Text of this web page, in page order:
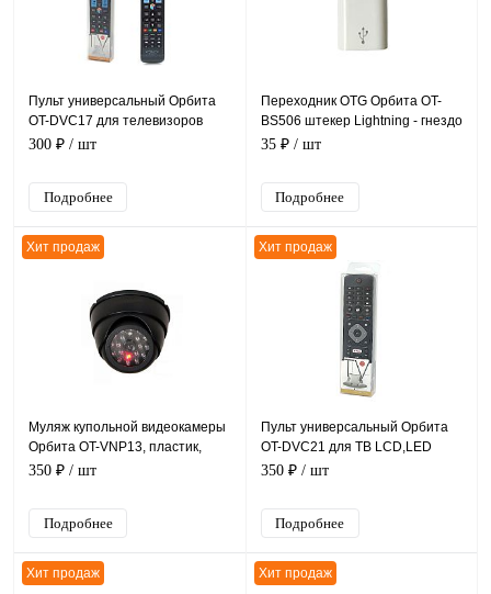
Пульт универсальный Орбита
OT-DVC17 для телевизоров
Samsung LCD+LED
300 ₽ / шт
Подробнее
Переходник OTG Орбита OT-
BS506 штекер Lightning - гнездо
microUSB.
35 ₽ / шт
Подробнее
Хит продаж
Муляж купольной видеокамеры
Орбита OT-VNP13, пластик,
черный, 95*95*65 мм
350 ₽ / шт
Подробнее
Хит продаж
Пульт универсальный Орбита
OT-DVC21 для ТВ LCD,LED
Philips
350 ₽ / шт
Подробнее
Хит продаж Хит продаж